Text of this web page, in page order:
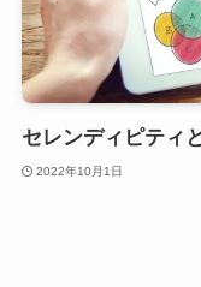
セレンディピティ
2022年10月1日